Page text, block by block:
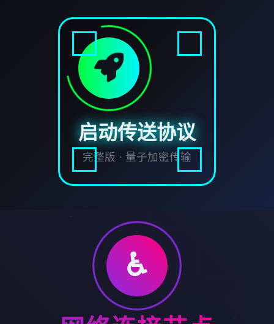
启动传送协议
完整版 · 量子加密传输
♿